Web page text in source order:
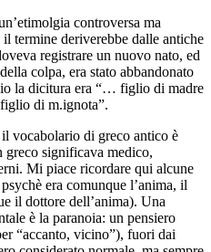
controversa ma
termine deriverebbe dalle antiche
registrare un nuovo nato, ed
colpa, era stato abbandonato
la dicitura era “… figlio di madre
di m.ignota”.
vocabolario di greco antico è
greco significava medico,
Mi piace ricordare qui alcune
era comunque l’anima, il
il dottore dell’anima). Una
è la paranoia: un pensiero
“accanto, vicino”), fuori dai